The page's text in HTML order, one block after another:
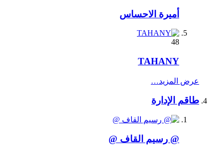
أميرة الاحساس
48
TAHANY
عرض المزيد…
طاقم الإدارة
@ رسيم القاف @